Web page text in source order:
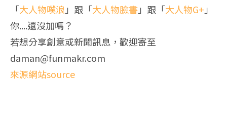
「大人物噗浪 」跟「大人物臉書」跟「大人物G+ 」
你....還沒加嗎？
若想分享創意或新聞訊息，歡迎寄至
daman@funmakr.com
來源網站source